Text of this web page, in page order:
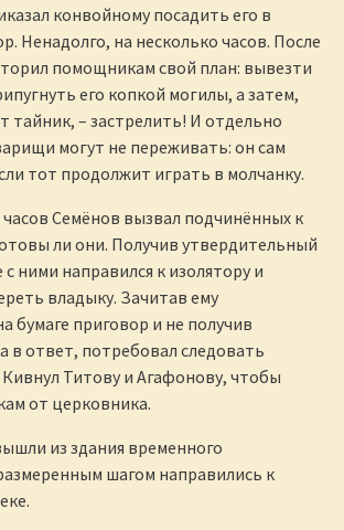
конвойному посадить его в
Ненадолго, на несколько часов. После
помощникам свой план: вывезти
его копкой могилы, а затем,
тайник, – застрелить! И отдельно
могут не переживать: он сам
тот продолжит играть в молчанку.
Семёнов вызвал подчинённых к
ли они. Получив утвердительный
ними направился к изолятору и
владыку. Зачитав ему
бумаге приговор и не получив
в ответ, потребовал следовать
Кивнул Титову и Агафонову, чтобы
от церковника.
из здания временного
шагом направились к